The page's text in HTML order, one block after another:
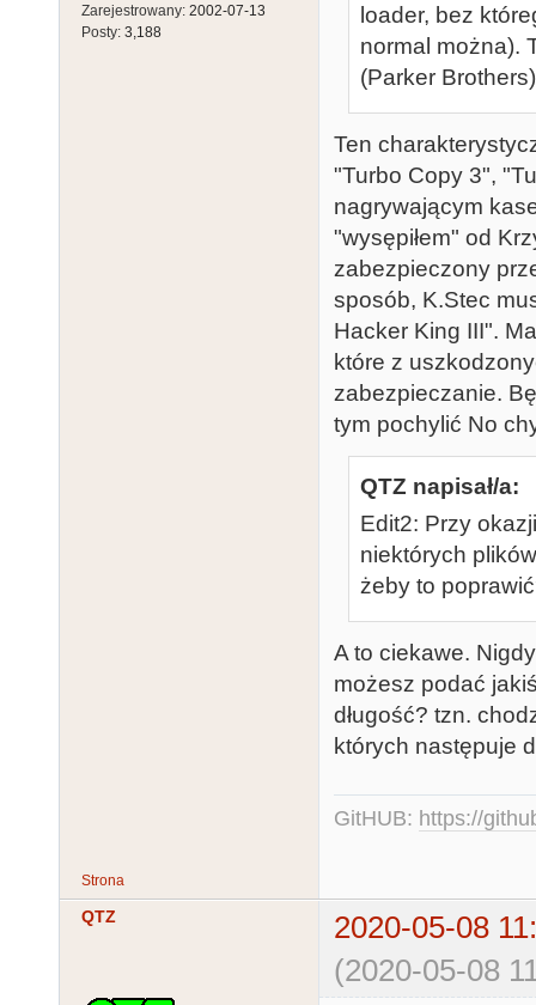
Zarejestrowany: 2002-07-13
Posty: 3,188
loader, bez
normal można).
(Parker
Ten
"Turbo Copy 3",
nagrywającym
"wysępiłem" od
zabezpieczony
sposób, K.Stec
Hacker King III".
które z
zabezpieczanie.
tym pochylić No
QTZ napisał/a:
Edit2: Przy
niektórych
żeby to
A to ciekawe.
możesz podać
długość? tzn.
których następuje
GitHUB: https://
Strona
QTZ
2020-05-08
(2020-05-08